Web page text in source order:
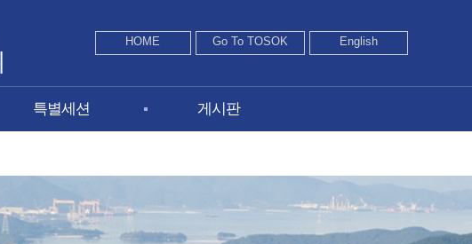
HOME Go To TOSOK English
특별세션 게시판